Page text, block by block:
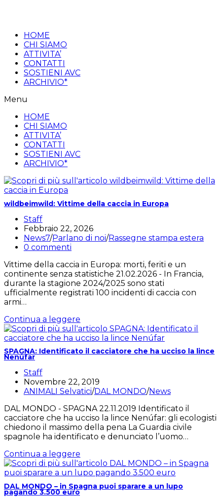
HOME
CHI SIAMO
ATTIVITA’
CONTATTI
SOSTIENI AVC
ARCHIVIO*
Menu
HOME
CHI SIAMO
ATTIVITA’
CONTATTI
SOSTIENI AVC
ARCHIVIO*
wildbeimwild: Vittime della caccia in Europa
Autore
dell'articolo:
Staff
Articolo
pubblicato:
Febbraio 22, 2026
Categoria
dell'articolo:
News7/Parlano di noi/Rassegne stampa estera
Commenti
0 commenti
Vittime della caccia in Europa: morti, feriti e un
continente senza statistiche 21.02.2026 - In Francia,
durante la stagione 2024/2025 sono stati
ufficialmente registrati 100 incidenti di caccia con
armi…
Continua a leggere
Vittime
della
caccia
in
SPAGNA: Identificato il cacciatore che ha ucciso la lince
Nenúfar
Autore
dell'articolo:
Staff
Articolo
pubblicato:
Novembre 22, 2019
Categoria
ANIMALI Selvatici/DAL MONDO/News
DAL MONDO - SPAGNA 22.11.2019 Identificato il
cacciatore che ha ucciso la lince Nenúfar: gli ecologisti
chiedono il massimo della pena La Guardia civile
spagnole ha identificato e denunciato l’uomo…
Continua a leggere
Identificato
il
cacciatore
che
DAL MONDO – in Spagna puoi sparare a un lupo
pagando 3.500 euro